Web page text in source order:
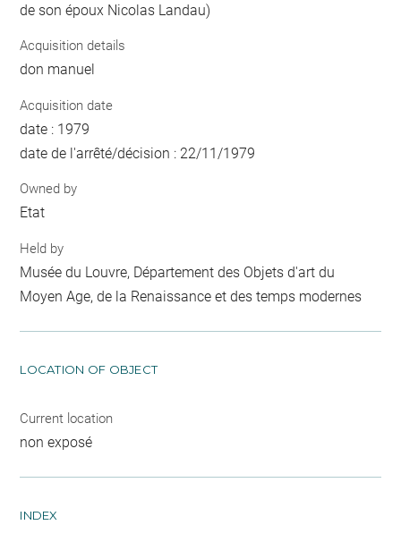
de son époux Nicolas Landau)
Acquisition details
don manuel
Acquisition date
date : 1979
date de l'arrêté/décision : 22/11/1979
Owned by
Etat
Held by
Musée du Louvre, Département des Objets d'art du
Moyen Age, de la Renaissance et des temps modernes
LOCATION OF OBJECT
Current location
non exposé
INDEX